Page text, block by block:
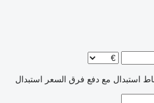
استبدال مع دفع فرق السعر استبدال